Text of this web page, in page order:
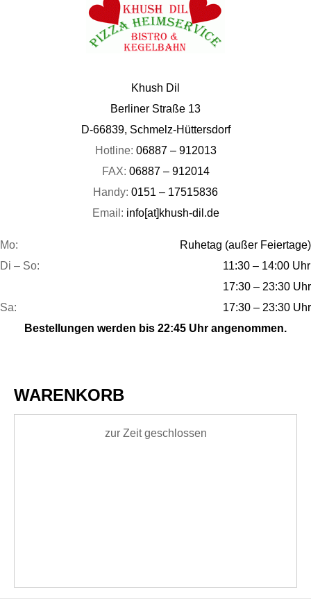
Khush Dil
Berliner Straße 13
D-66839, Schmelz-Hüttersdorf
Hotline: 06887 – 912013
FAX: 06887 – 912014
Handy: 0151 – 17515836
Email: info[at]khush-dil.de
Mo:
Ruhetag (außer Feiertage)
Di – So:
11:30 – 14:00 Uhr
17:30 – 23:30 Uhr
Sa:
17:30 – 23:30 Uhr
Bestellungen werden bis 22:45 Uhr angenommen.
WARENKORB
zur Zeit geschlossen